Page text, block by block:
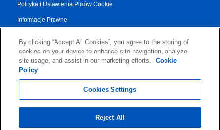
Polityka i Ustawienia Plików Cookie
Informacje Prawne
Regulamin Dotyczący Usług
Authorised Partner Agreement
By clicking “Accept All Cookies”, you agree to the storing of
cookies on your device to enhance site navigation, analyze
site usage, and assist in our marketing efforts.
Cookie
Policy
Cookies Settings
Reject All